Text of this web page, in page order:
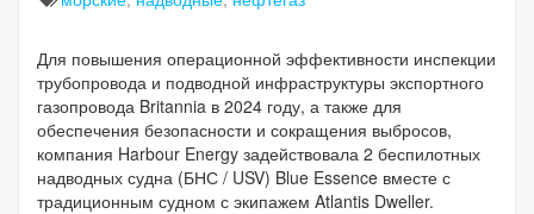
Для повышения операционной эффективности инспекции
трубопровода и подводной инфраструктуры экспортного
газопровода Britannia в 2024 году, а также для
обеспечения безопасности и сокращения выбросов,
компания Harbour Energy задействовала 2 беспилотных
надводных судна (БНС / USV) Blue Essence вместе с
традиционным судном с экипажем Atlantis Dweller.